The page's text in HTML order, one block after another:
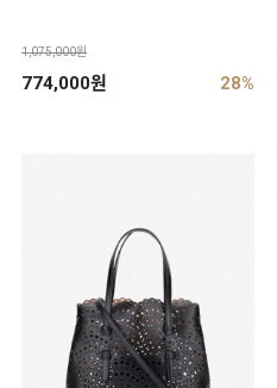
1,075,000원
774,000원 28%